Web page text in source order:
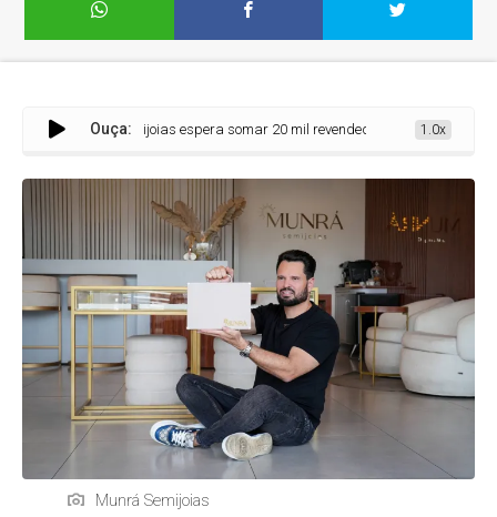
Ouça:
Munrá Semijoias espera somar 20 mil revendedoras em 20251.0x
Munrá Semijoias